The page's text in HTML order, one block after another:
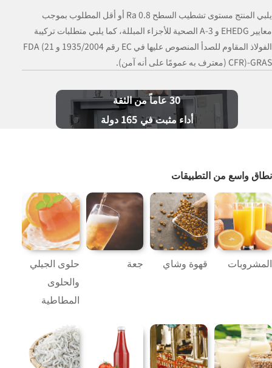
30عاماً من الثقة
أداء مثبت في 165 دولة
يلبي المنتج مستوى تشطيب السطح Ra 0.8 أو أقل المطلوب بموجب
معايير EHEDG و 3-A الصحية للأجزاء المبللة، كما يلبي متطلبات تركيبة
الفولاذ المقاوم للصدأ المنصوص عليها في EC رقم 1935/2004 و FDA (21
CFR)-GRAS (معترف به عمومًا على أنه آمن).
نطاق واسع من التطبيقات
المشروبات قهوة وشاي جعة
حلوى الجيلي
والحلوى
المطاطية